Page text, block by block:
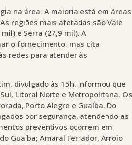
na área. A maioria está em áreas
regiões mais afetadas são Vale
e Serra (27,9 mil). A
o fornecimento. mas cita
redes para atender às
divulgado às 15h, informou que
Litoral Norte e Metropolitana. Os
Porto Alegre e Guaíba. Do
por segurança, atendendo as
preventivos ocorrem em
Guaíba; Amaral Ferrador, Arroio